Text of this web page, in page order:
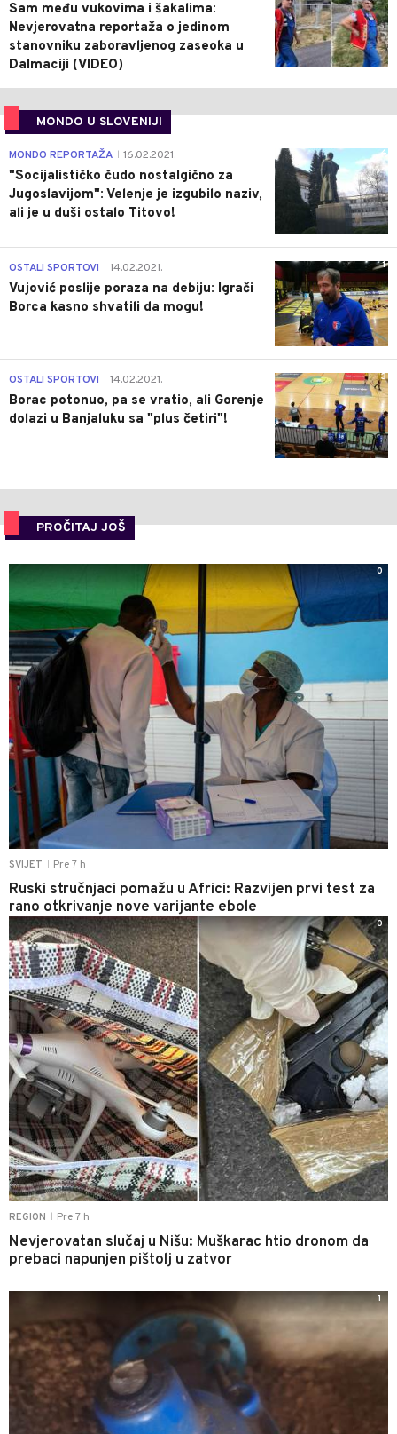
Sam među vukovima i šakalima:
Nevjerovatna reportaža o jedinom
stanovniku zaboravljenog zaseoka u
Dalmaciji (VIDEO)
MONDO U SLOVENIJI
4
MONDO REPORTAŽA 16.02.2021.
"Socijalističko čudo nostalgično za
Jugoslavijom": Velenje je izgubilo naziv,
ali je u duši ostalo Titovo!
1
OSTALI SPORTOVI 14.02.2021.
Vujović poslije poraza na debiju: Igrači
Borca kasno shvatili da mogu!
3
OSTALI SPORTOVI 14.02.2021.
Borac potonuo, pa se vratio, ali Gorenje
dolazi u Banjaluku sa "plus četiri"!
PROČITAJ JOŠ
SVIJET Pre 7 h
Ruski stručnjaci pomažu u Africi: Razvijen prvi test za
rano otkrivanje nove varijante ebole
0
REGION Pre 7 h
Nevjerovatan slučaj u Nišu: Muškarac htio dronom da
prebaci napunjen pištolj u zatvor
0
1